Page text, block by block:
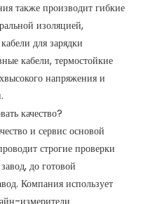
также производит гибкие
изоляцией,
для зарядки
кабели, термостойкие
напряжения и
качество?
и сервис основой
строгие проверки
до готовой
Компания использует